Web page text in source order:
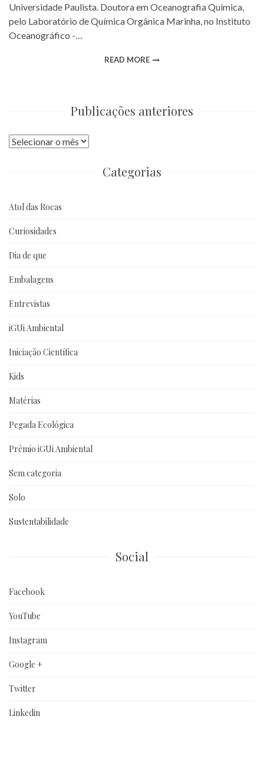
Universidade Paulista. Doutora em Oceanografia Química,
pelo Laboratório de Química Orgânica Marinha, no Instituto
Oceanográfico -…
READ MORE
Publicações anteriores
Publicações
Categorias
Atol das Rocas
Curiosidades
Dia de que
Embalagens
Entrevistas
iGUi Ambiental
Iniciação Científica
Kids
Matérias
Pegada Ecológica
Prêmio iGUi Ambiental
Sem categoria
Solo
Sustentabilidade
Social
Facebook
YouTube
Instagram
Google +
Twitter
Linkedin